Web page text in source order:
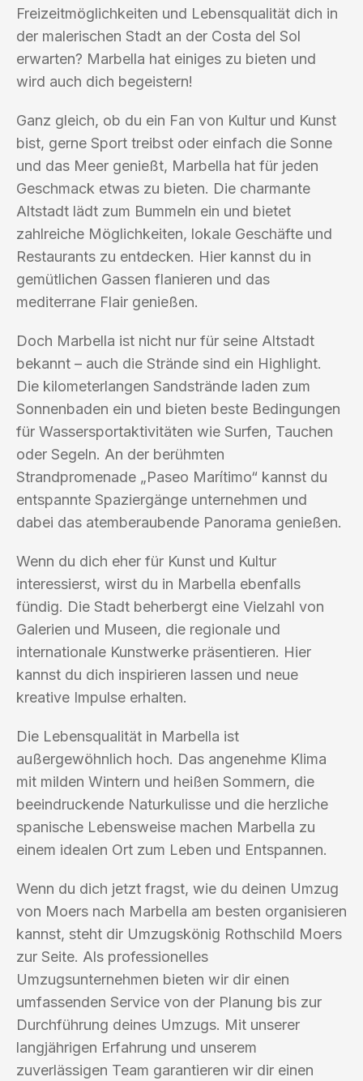
Freizeitmöglichkeiten und Lebensqualität dich in
der malerischen Stadt an der Costa del Sol
erwarten? Marbella hat einiges zu bieten und
wird auch dich begeistern!
Ganz gleich, ob du ein Fan von Kultur und Kunst
bist, gerne Sport treibst oder einfach die Sonne
und das Meer genießt, Marbella hat für jeden
Geschmack etwas zu bieten. Die charmante
Altstadt lädt zum Bummeln ein und bietet
zahlreiche Möglichkeiten, lokale Geschäfte und
Restaurants zu entdecken. Hier kannst du in
gemütlichen Gassen flanieren und das
mediterrane Flair genießen.
Doch Marbella ist nicht nur für seine Altstadt
bekannt – auch die Strände sind ein Highlight.
Die kilometerlangen Sandstrände laden zum
Sonnenbaden ein und bieten beste Bedingungen
für Wassersportaktivitäten wie Surfen, Tauchen
oder Segeln. An der berühmten
Strandpromenade „Paseo Marítimo“ kannst du
entspannte Spaziergänge unternehmen und
dabei das atemberaubende Panorama genießen.
Wenn du dich eher für Kunst und Kultur
interessierst, wirst du in Marbella ebenfalls
fündig. Die Stadt beherbergt eine Vielzahl von
Galerien und Museen, die regionale und
internationale Kunstwerke präsentieren. Hier
kannst du dich inspirieren lassen und neue
kreative Impulse erhalten.
Die Lebensqualität in Marbella ist
außergewöhnlich hoch. Das angenehme Klima
mit milden Wintern und heißen Sommern, die
beeindruckende Naturkulisse und die herzliche
spanische Lebensweise machen Marbella zu
einem idealen Ort zum Leben und Entspannen.
Wenn du dich jetzt fragst, wie du deinen Umzug
von Moers nach Marbella am besten organisieren
kannst, steht dir Umzugskönig Rothschild Moers
zur Seite. Als professionelles
Umzugsunternehmen bieten wir dir einen
umfassenden Service von der Planung bis zur
Durchführung deines Umzugs. Mit unserer
langjährigen Erfahrung und unserem
zuverlässigen Team garantieren wir dir einen